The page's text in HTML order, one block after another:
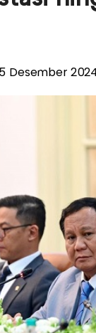
Desember 2024